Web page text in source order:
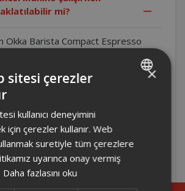
mi?
Okka Barista Compact Espresso
seçili fonksiyona
Okka Barista Compact
Cihaz neden ısı
konulmamalıdır?
Okka Barista Compact
Cihaz neden topraklı
×
sitesi çerezler
kullanıcı deneyimini
için çerezler kullanır. Web
suretiyle tüm çerezlere
uyarınca onay vermiş
Daha fazlasını oku